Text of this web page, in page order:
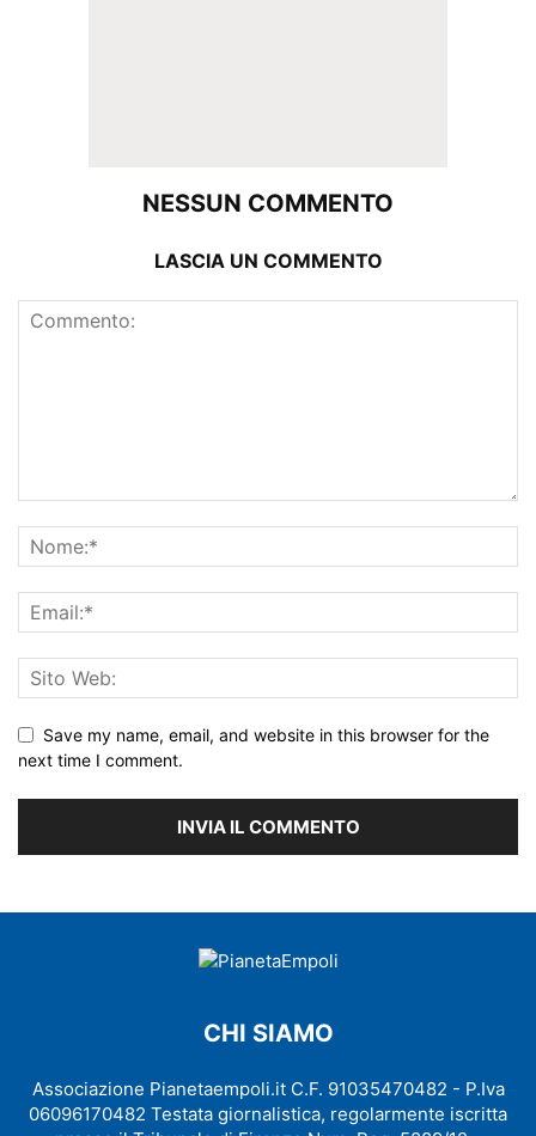
NESSUN COMMENTO
LASCIA UN COMMENTO
Save my name, email, and website in this browser for the
next time I comment.
CHI SIAMO
Associazione Pianetaempoli.it C.F. 91035470482 - P.Iva
06096170482 Testata giornalistica, regolarmente iscritta